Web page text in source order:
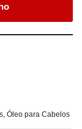
Óleo para Cabelos